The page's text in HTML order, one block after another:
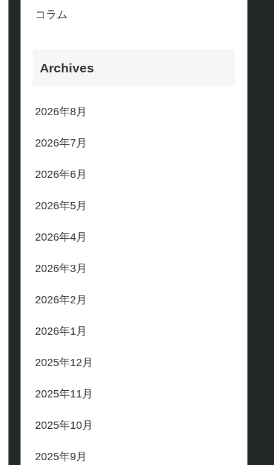
コラム
Archives
2026年8月
2026年7月
2026年6月
2026年5月
2026年4月
2026年3月
2026年2月
2026年1月
2025年12月
2025年11月
2025年10月
2025年9月